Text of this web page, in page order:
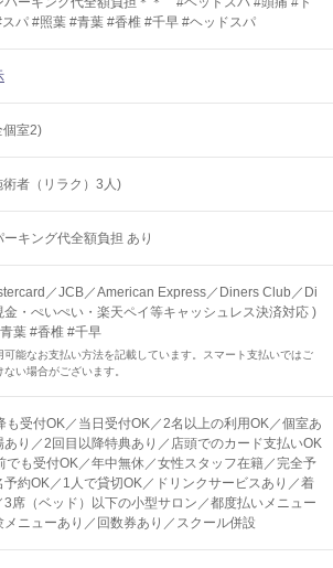
パ #照葉 #青葉 #香椎 #千早 #ヘッドスパ
個室2)
者（リラク）3人)
ーキング代全額負担 あり
／JCB／American Express／Diners Club／Di
金・ぺいぺい・楽天ペイ等キャッシュレス決済対応 )
葉 #香椎 #千早
能なお支払い方法を記載しています。スマート支払いではご
い場合がございます。
も受付OK／当日受付OK／2名以上の利用OK／個室あ
あり／2回目以降特典あり／店頭でのカード支払いOK
でも受付OK／年中無休／女性スタッフ在籍／完全予
予約OK／1人で貸切OK／ドリンクサービスあり／着
3席（ベッド）以下の小型サロン／都度払いメニュー
メニューあり／回数券あり／スクール併設